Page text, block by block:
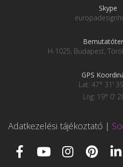
Skype
H-1025, Budapest,
GPS
Lat: 47° 31'
Lng: 19° 0'
Adatkezelési tájékoztató |